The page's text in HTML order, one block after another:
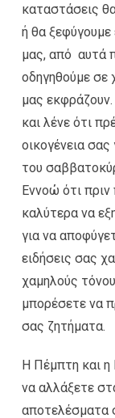
καταστάσεις
ή θα
μας, από αυτά
οδηγηθούμε σε
μας
και λένε ότι
οικογένεια σας
του
Εννοώ ότι
καλύτερα να
για να
ειδήσεις σας
χαμηλούς
μπορέσετε να
σας ζητήματα.
Η Πέμπτη και η
να αλλάξετε
αποτελέσματα